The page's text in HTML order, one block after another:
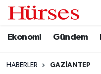
Ekonomi Gündem
HABERLER GAZIANTEP
Ekonomi
Gündem
Hava Durumu
Trafik Durumu